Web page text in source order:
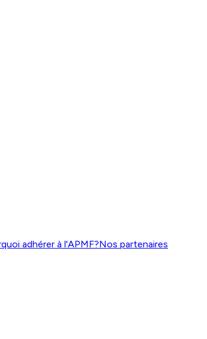
adhérer à l'APMF?Nos partenaires